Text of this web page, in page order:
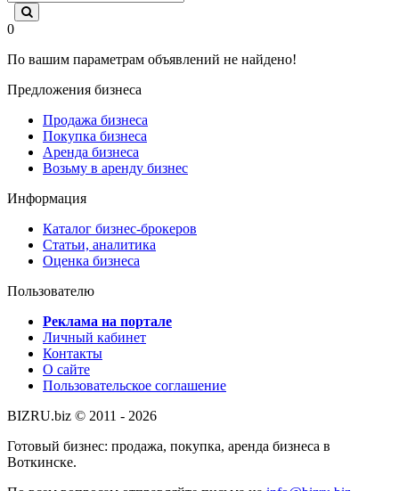
0
По вашим параметрам объявлений не найдено!
Предложения бизнеса
Продажа бизнеса
Покупка бизнеса
Аренда бизнеса
Возьму в аренду бизнес
Информация
Каталог бизнес-брокеров
Статьи, аналитика
Оценка бизнеса
Пользователю
Реклама на портале
Личный кабинет
Контакты
О сайте
Пользовательское соглашение
BIZRU.biz © 2011 - 2026
Готовый бизнес: продажа, покупка, аренда бизнеса в
Воткинске.